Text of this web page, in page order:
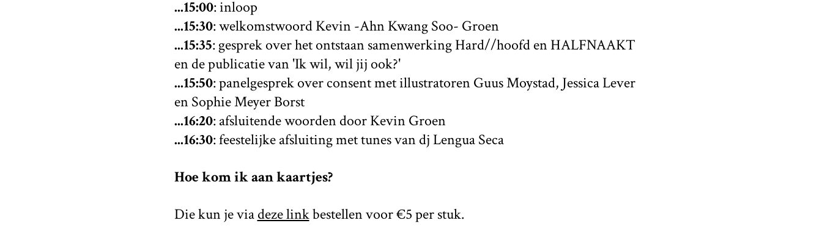
...15:00: inloop
...15:30: welkomstwoord Kevin -Ahn Kwang Soo- Groen
...15:35: gesprek over het ontstaan samenwerking Hard//hoofd en HALFNAAKT
en de publicatie van 'Ik wil, wil jij ook?'
...⁠15:50: panelgesprek over consent met illustratoren Guus Moystad, Jessica Lever
en Sophie Meyer Borst
...16:20: afsluitende woorden door Kevin Groen
...16:30: feestelijke afsluiting met tunes van dj Lengua Seca
Hoe kom ik aan kaartjes?
Die kun je viadeze linkbestellen voor €5 per stuk.